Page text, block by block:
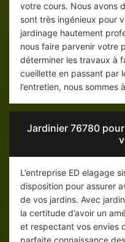
votre cours. Nous avons
sont très ingénieux pour
jardinage hautement
nous faire parvenir votre
déterminer les travaux à
cueillette en passant par
l’entretien, nous sommes
Jardinier 76780
L’entreprise ED elagage
disposition pour assurer
de vos jardins. Avec
la certitude d’avoir un
et respectant vos envies